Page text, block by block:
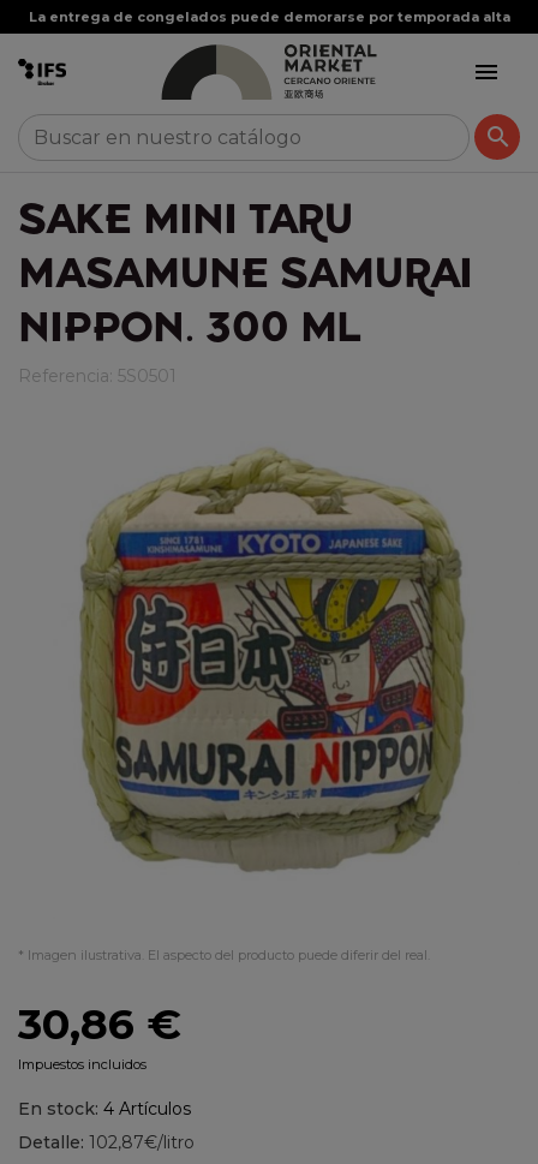
La entrega de congelados puede demorarse por temporada alta


SAKE MINI TARU
MASAMUNE SAMURAI
NIPPON. 300 ML
Referencia: 5S0501
* Imagen ilustrativa. El aspecto del producto puede diferir del real.
30,86 €
Impuestos incluidos
En stock: 4 Artículos
Detalle: 102,87€/litro